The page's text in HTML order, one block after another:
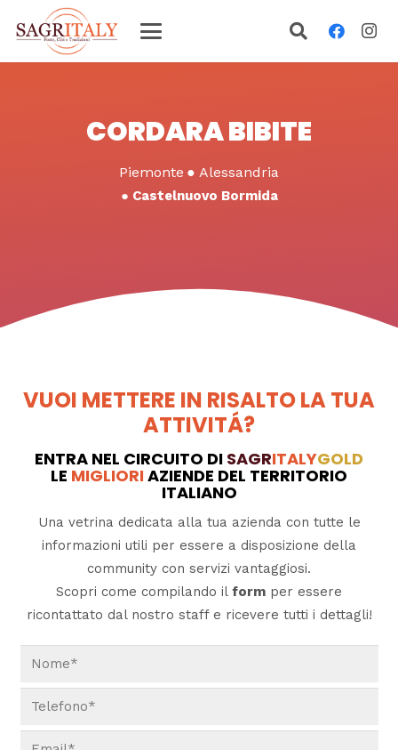
CORDARA BIBITE
Piemonte ● Alessandria
● Castelnuovo Bormida
VUOI METTERE IN RISALTO LA TUA
ATTIVITÁ?
ENTRA NEL CIRCUITO DI SAGRITALYGOLD
LE MIGLIORIAZIENDE DEL TERRITORIO
ITALIANO
Una vetrina dedicata alla tua azienda con tutte le
informazioni utili per essere a disposizione della
community con servizi vantaggiosi.
Scopri come compilando il form per essere
ricontattato dal nostro staff e ricevere tutti i dettagli!